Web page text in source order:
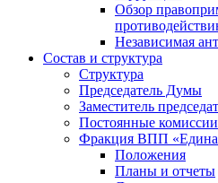
Обзор
Независимая
Состав и структура
Структура
Председатель Думы
Заместитель
Постоянные комиссии
Фракция ВПП
Положения
Планы и отчеты